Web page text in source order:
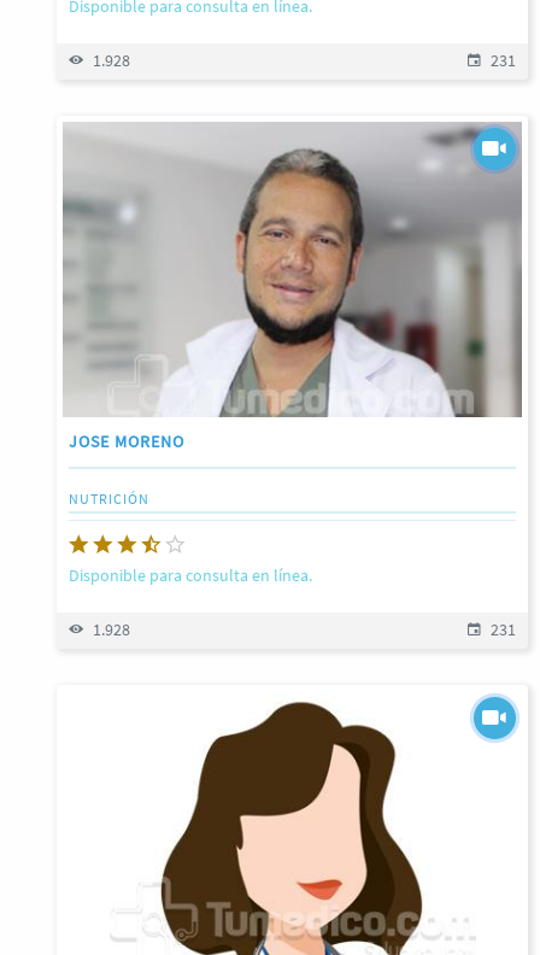
Disponible para consulta en línea.
1.928 231
JOSE MORENO
NUTRICIÓN
Disponible para consulta en línea.
1.928 231